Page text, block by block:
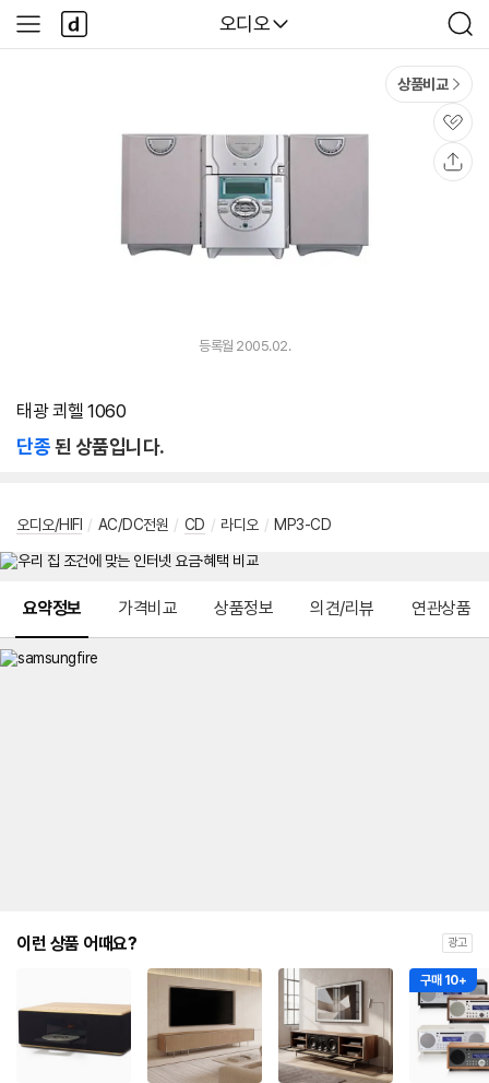
다나와
오디오
검
색
사
이
다
나
와
상품비교
관
심
등록월 2005.02.
태광 쾨헬 1060
단종된 상품입니다.
오디오/HIFI / AC/DC전원 / CD / 라디오 / MP3-CD
요약정보 가격비교 상품정보 의견/리뷰 연관상품
이런 상품 어때요? 광고
구매 10+